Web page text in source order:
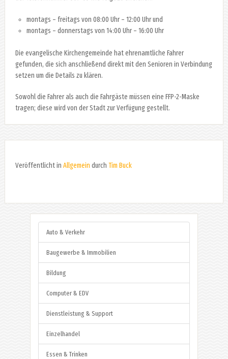
montags – freitags von 08:00 Uhr – 12:00 Uhr und
montags – donnerstags von 14:00 Uhr – 16:00 Uhr
Die evangelische Kirchengemeinde hat ehrenamtliche Fahrer
gefunden, die sich anschließend direkt mit den Senioren in Verbindung
setzen um die Details zu klären.
Sowohl die Fahrer als auch die Fahrgäste müssen eine FFP-2-Maske
tragen; diese wird von der Stadt zur Verfügung gestellt.
Veröffentlicht in Allgemein durch Tim Buck
Auto & Verkehr
Baugewerbe & Immobilien
Bildung
Computer & EDV
Dienstleistung & Support
Einzelhandel
Essen & Trinken